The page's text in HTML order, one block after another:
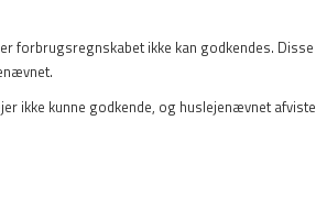
forbrugsregnskabet ikke kan godkendes. Disse
ikke kunne godkende, og huslejenævnet afviste